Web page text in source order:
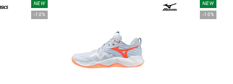
NEW
-10%
NEW
-10%